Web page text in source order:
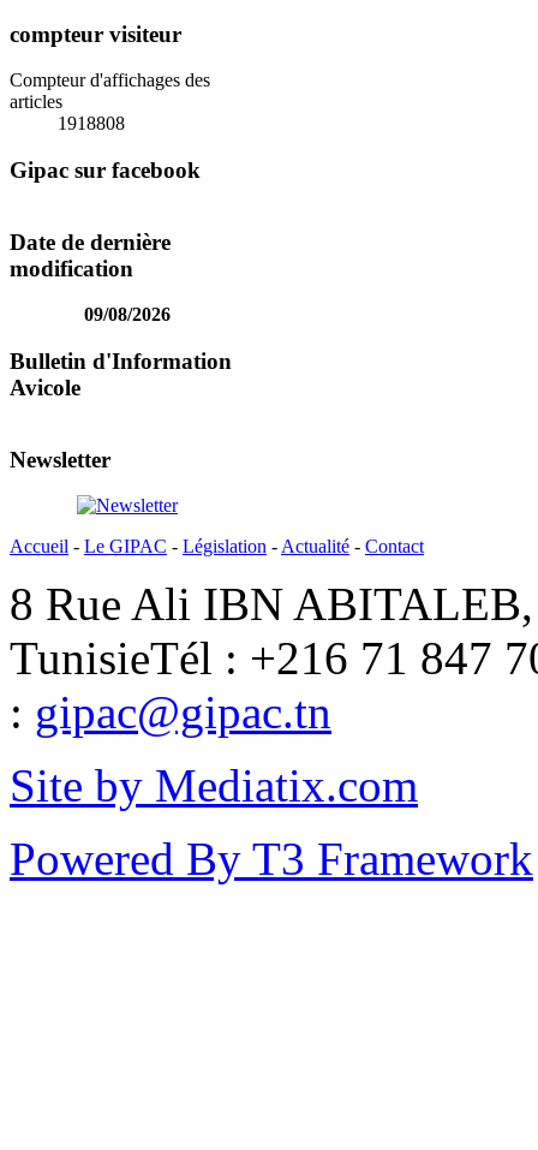
compteur visiteur
Compteur d'affichages des
articles
1918808
Gipac sur facebook
Date de dernière
modification
09/08/2026
Bulletin d'Information
Avicole
Newsletter
Accueil - Le GIPAC - Législation - Actualité - Contact
8 Rue Ali IBN ABITALEB,
TunisieTél : +216 71 847
: gipac@gipac.tn
Site by Mediatix.com
Powered By T3 Framework